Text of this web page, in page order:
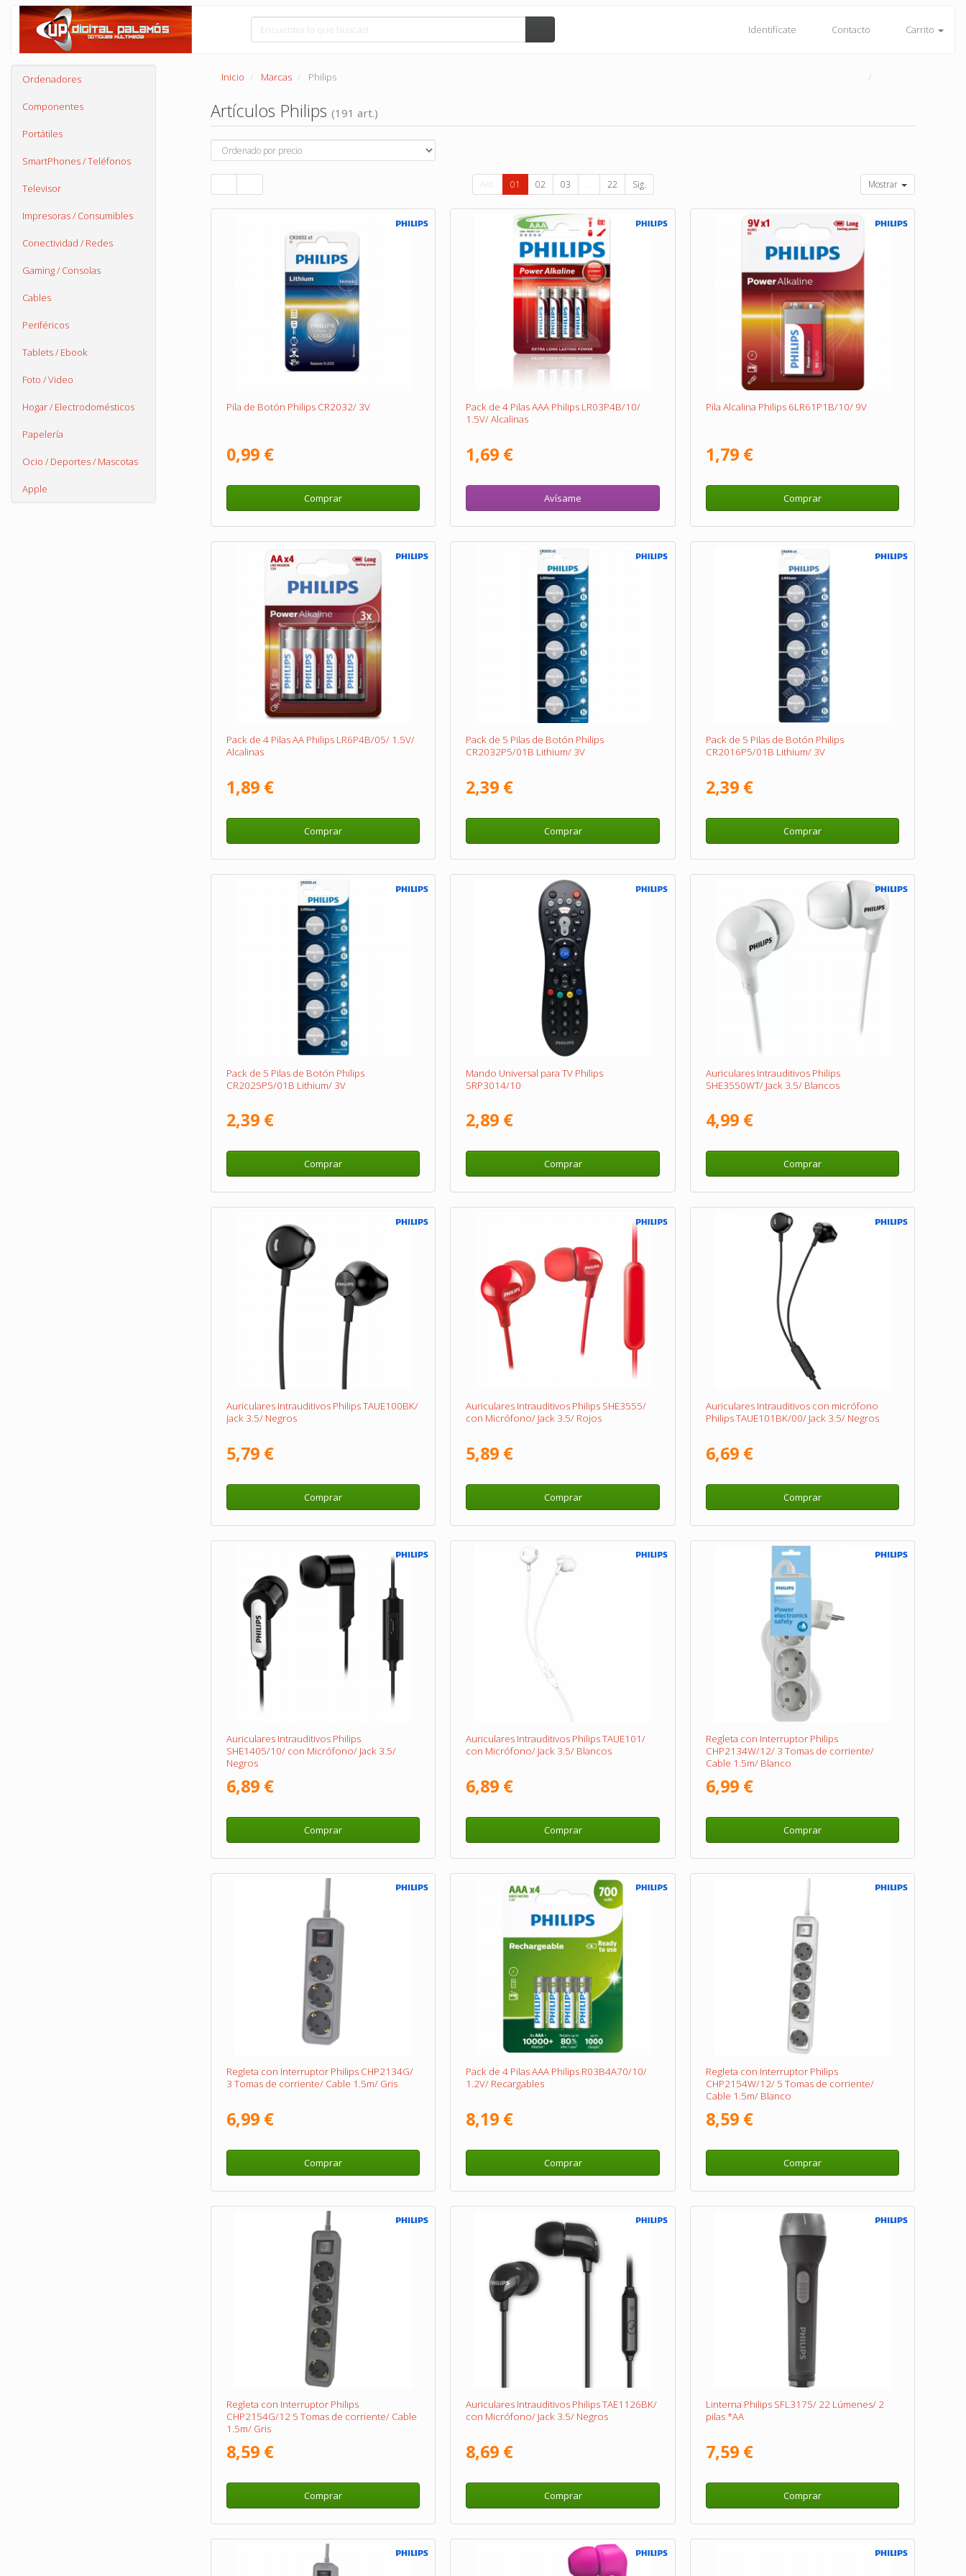
Identifícate Contacto Carrito
Ordenadores
Componentes
Portátiles
SmartPhones / Teléfonos
Televisor
Impresoras / Consumibles
Conectividad / Redes
Gaming / Consolas
Cables
Periféricos
Tablets / Ebook
Foto / Video
Hogar / Electrodomésticos
Papelería
Ocio / Deportes / Mascotas
Apple
Inicio Marcas Philips
Artículos Philips (191 art.)
Ant. 01 02 03 ... 22 Sig. Mostrar
Pila de Botón Philips CR2032/ 3V
0,99 €
Comprar
Pack de 4 Pilas AAA Philips LR03P4B/10/
1.5V/ Alcalinas
1,69 €
Avísame
Pila Alcalina Philips 6LR61P1B/10/ 9V
1,79 €
Comprar
Pack de 4 Pilas AA Philips LR6P4B/05/ 1.5V/
Alcalinas
1,89 €
Comprar
Pack de 5 Pilas de Botón Philips
CR2032P5/01B Lithium/ 3V
2,39 €
Comprar
Pack de 5 Pilas de Botón Philips
CR2016P5/01B Lithium/ 3V
2,39 €
Comprar
Pack de 5 Pilas de Botón Philips
CR2025P5/01B Lithium/ 3V
2,39 €
Comprar
Mando Universal para TV Philips
SRP3014/10
2,89 €
Comprar
Auriculares Intrauditivos Philips
SHE3550WT/ Jack 3.5/ Blancos
4,99 €
Comprar
Auriculares Intrauditivos Philips TAUE100BK/
Jack 3.5/ Negros
5,79 €
Comprar
Auriculares Intrauditivos Philips SHE3555/
con Micrófono/ Jack 3.5/ Rojos
5,89 €
Comprar
Auriculares Intrauditivos con micrófono
Philips TAUE101BK/00/ Jack 3.5/ Negros
6,69 €
Comprar
Auriculares Intrauditivos Philips
SHE1405/10/ con Micrófono/ Jack 3.5/
Negros
6,89 €
Comprar
Auriculares Intrauditivos Philips TAUE101/
con Micrófono/ Jack 3.5/ Blancos
6,89 €
Comprar
Regleta con Interruptor Philips
CHP2134W/12/ 3 Tomas de corriente/
Cable 1.5m/ Blanco
6,99 €
Comprar
Regleta con Interruptor Philips CHP2134G/
3 Tomas de corriente/ Cable 1.5m/ Gris
6,99 €
Comprar
Pack de 4 Pilas AAA Philips R03B4A70/10/
1.2V/ Recargables
8,19 €
Comprar
Regleta con Interruptor Philips
CHP2154W/12/ 5 Tomas de corriente/
Cable 1.5m/ Blanco
8,59 €
Comprar
Regleta con Interruptor Philips
CHP2154G/12 5 Tomas de corriente/ Cable
1.5m/ Gris
8,59 €
Comprar
Auriculares Intrauditivos Philips TAE1126BK/
con Micrófono/ Jack 3.5/ Negros
8,69 €
Comprar
Linterna Philips SFL3175/ 22 Lúmenes/ 2
pilas *AA
7,59 €
Comprar